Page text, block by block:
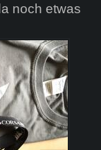
noch etwas